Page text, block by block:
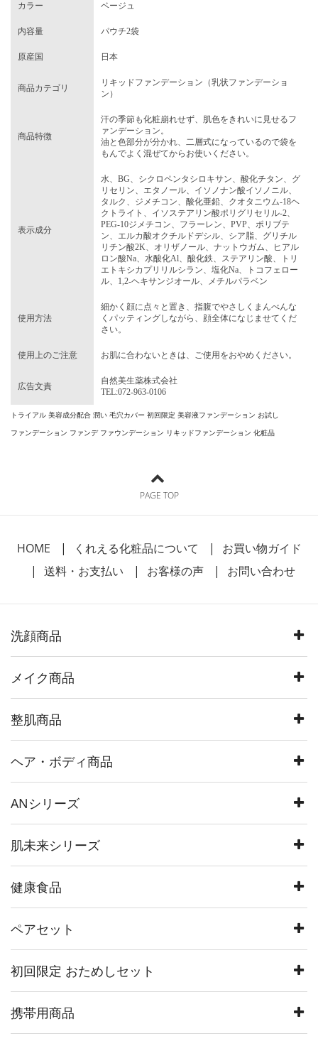
カラー ベージュ
内容量 パウチ2袋
原産国 日本
商品カテゴリ
リキッドファンデーション（乳状ファンデーショ
ン）
商品特徴
汗の季節も化粧崩れせず、肌色をきれいに見せるフ
ァンデーション。
油と色部分が分かれ、二層式になっているので袋を
もんでよく混ぜてからお使いください。
表示成分
水、BG、シクロペンタシロキサン、酸化チタン、グ
リセリン、エタノール、イソノナン酸イソノニル、
タルク、ジメチコン、酸化亜鉛、クオタニウム-18ヘ
クトライト、イソステアリン酸ポリグリセリル-2、
PEG-10ジメチコン、フラーレン、PVP、ポリブテ
ン、エルカ酸オクチルドデシル、シア脂、グリチル
リチン酸2K、オリザノール、ナットウガム、ヒアル
ロン酸Na、水酸化Al、酸化鉄、ステアリン酸、トリ
エトキシカプリリルシラン、塩化Na、トコフェロー
ル、1,2-ヘキサンジオール、メチルパラベン
使用方法
細かく顔に点々と置き、指腹でやさしくまんべんな
くパッティングしながら、顔全体になじませてくだ
さい。
使用上のご注意 お肌に合わないときは、ご使用をおやめください。
広告文責
自然美生薬株式会社
TEL:072-963-0106
トライアル 美容成分配合 潤い 毛穴カバー 初回限定 美容液ファンデーション お試し
ファンデーション ファンデ ファウンデーション リキッドファンデーション 化粧品
PAGE TOP
HOME くれえる化粧品について
お買い物ガイド
送料・お支払い
お客様の声 お問い合わせ
洗顔商品
メイク商品
整肌商品
ヘア・ボディ商品
ANシリーズ
肌未来シリーズ
健康食品
ペアセット
初回限定 おためしセット
携帯用商品